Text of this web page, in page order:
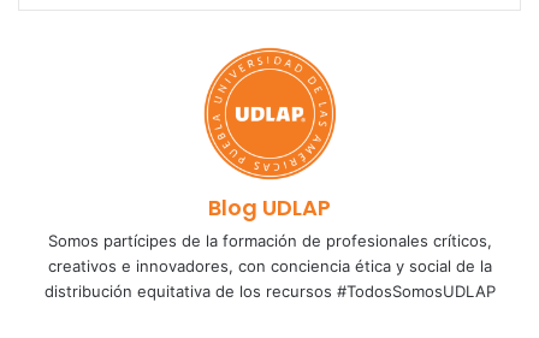
Blog UDLAP
Somos partícipes de la formación de profesionales críticos,
creativos e innovadores, con conciencia ética y social de la
distribución equitativa de los recursos #TodosSomosUDLAP